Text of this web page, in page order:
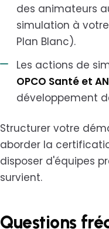
des animateurs
simulation à
Plan Blanc).
Les actions de
OPCO Santé et
développement
Structurer votre
aborder la
disposer d'équipes
survient.
Questions